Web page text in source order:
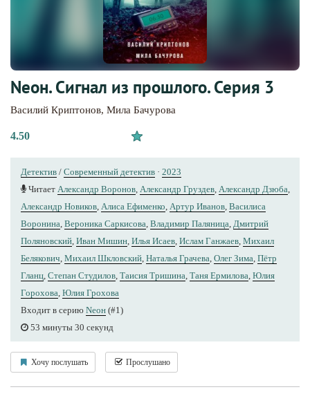
Nеон. Сигнал из прошлого. Серия 3
Василий Криптонов, Мила Бачурова
4.50
Детектив / Современный детектив · 2023
Читает Александр Воронов Александр Груздев Александр Дзюба
Александр Новиков Алиса Ефименко Артур Иванов Василиса
Воронина Вероника Саркисова Владимир Паляница Дмитрий
Поляновский Иван Мишин Илья Исаев Ислам Ганжаев Михаил
Белякович Михаил Шкловский Наталья Грачева Олег Зима Пётр
Гланц Степан Студилов Таисия Тришина Таня Ермилова Юлия
Горохова Юлия Грохова
Входит в серию Nеон (#1)
53 минуты 30 секунд
Хочу послушать Прослушано